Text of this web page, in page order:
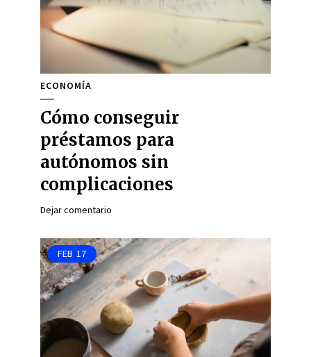
ECONOMÍA
Cómo conseguir
préstamos para
autónomos sin
complicaciones
Dejar comentario
FEB 17